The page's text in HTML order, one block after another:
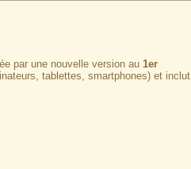
par une nouvelle version au 1er
tablettes, smartphones) et inclut